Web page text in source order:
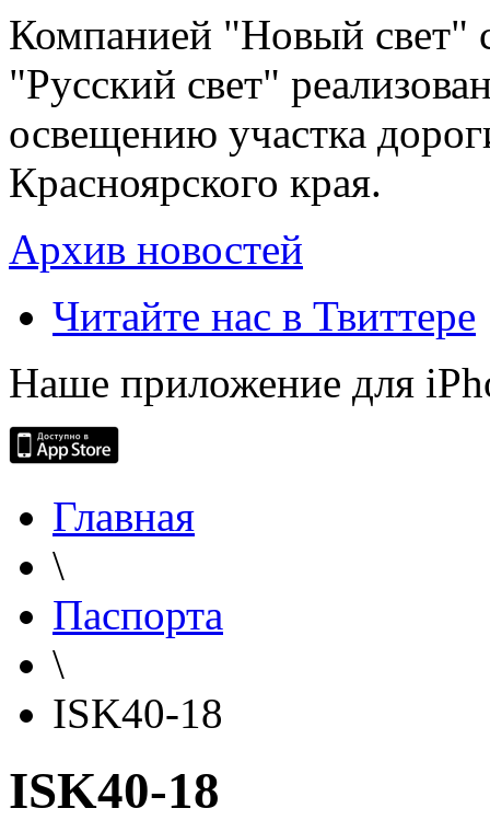
Компанией "Новый свет"
"Русский свет"
освещению участка
Красноярского края.
Архив новостей
Читайте нас в Твиттере
Наше приложение для
Главная
\
Паспорта
\
ISK40-18
ISK40-18